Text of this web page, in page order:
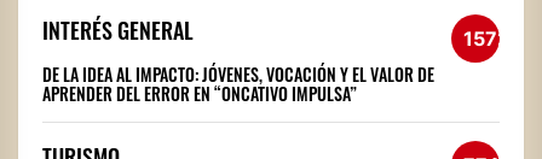
INTERÉS GENERAL 1572
DE LA IDEA AL IMPACTO: JÓVENES, VOCACIÓN Y EL VALOR DE
APRENDER DEL ERROR EN “ONCATIVO IMPULSA”